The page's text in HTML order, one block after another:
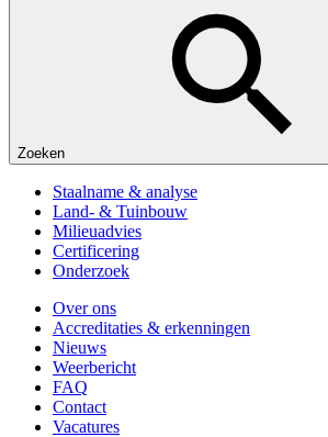
Zoeken
Staalname & analyse
Land- & Tuinbouw
Milieuadvies
Certificering
Onderzoek
Over ons
Accreditaties & erkenningen
Nieuws
Weerbericht
FAQ
Contact
Vacatures